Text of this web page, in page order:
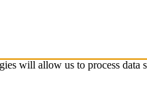
will allow us to process